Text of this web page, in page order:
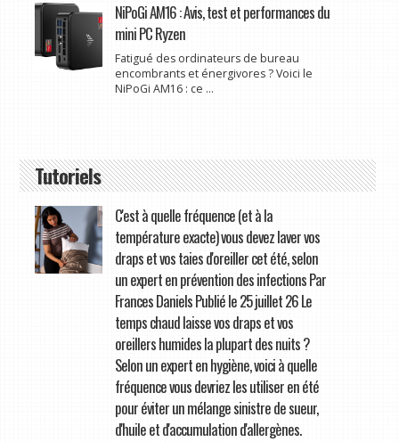
NiPoGi AM16 : Avis, test et performances du
mini PC Ryzen
Fatigué des ordinateurs de bureau
encombrants et énergivores ? Voici le
NiPoGi AM16 : ce ...
Tutoriels
C'est à quelle fréquence (et à la
température exacte) vous devez laver vos
draps et vos taies d'oreiller cet été, selon
un expert en prévention des infections Par
Frances Daniels Publié le 25 juillet 26 Le
temps chaud laisse vos draps et vos
oreillers humides la plupart des nuits ?
Selon un expert en hygiène, voici à quelle
fréquence vous devriez les utiliser en été
pour éviter un mélange sinistre de sueur,
d'huile et d'accumulation d'allergènes.